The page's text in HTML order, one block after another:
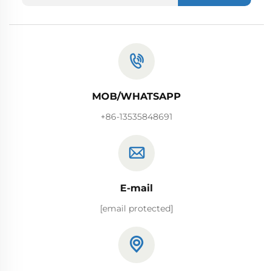
MOB/WHATSAPP
+86-13535848691
E-mail
[email protected]